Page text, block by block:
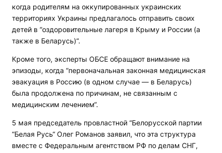
когда родителям на оккупированных украинских
территориях Украины предлагалось отправить своих
детей в “оздоровительные лагеря в Крыму и России (а
также в Беларусь)“.
Кроме того, эксперты ОБСЕ обращают внимание на
эпизоды, когда “первоначальная законная медицинская
эвакуация в Россию (в одном случае — в Беларусь)
была продолжена по причинам, не связанным с
медицинским лечением“.
5 мая председатель провластной “Белорусской партии
“Белая Русь“ Олег Романов заявил, что эта структура
вместе с Федеральным агентством РФ по делам СНГ,